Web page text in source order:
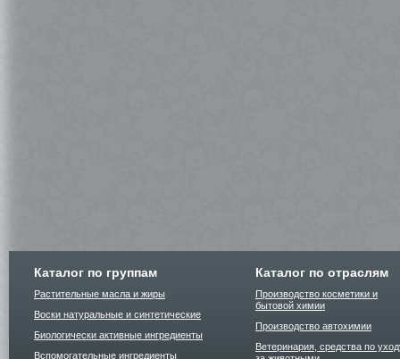
Каталог по группам
Растительные масла и жиры
Воски натуральные и синтетические
Биологически активные ингредиенты
Вспомогательные ингредиенты
Каталог по отраслям
Производство косметики и
бытовой химии
Производство автохимии
Ветеринария, средства по